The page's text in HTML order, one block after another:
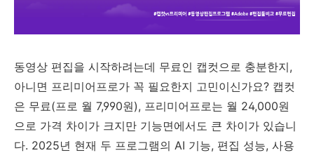
동영상 편집을 시작하려는데 무료인 캡컷으로 충분한지,
아니면 프리미어프로가 꼭 필요한지 고민이신가요? 캡컷
은 무료(프로 월 7,990원), 프리미어프로는 월 24,000원
으로 가격 차이가 크지만 기능면에서도 큰 차이가 있습니
다. 2025년 현재 두 프로그램의 AI 기능, 편집 성능, 사용